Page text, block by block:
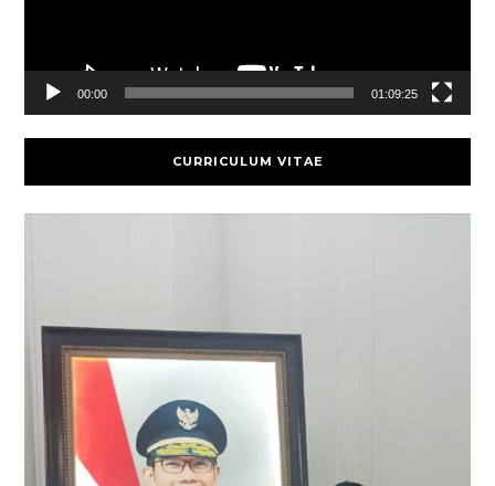
00:00 01:09:25
CURRICULUM VITAE